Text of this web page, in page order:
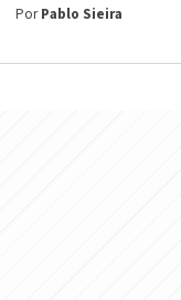
PorPablo Sieira